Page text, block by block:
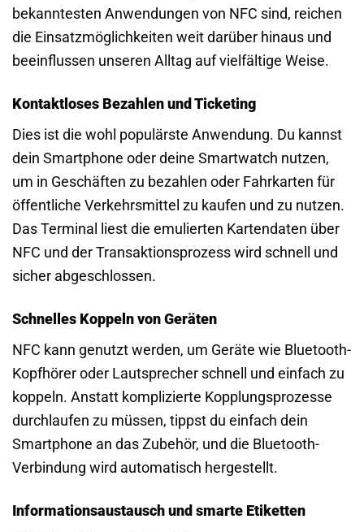
bekanntesten Anwendungen von NFC sind, reichen
die Einsatzmöglichkeiten weit darüber hinaus und
beeinflussen unseren Alltag auf vielfältige Weise.
Kontaktloses Bezahlen und Ticketing
Dies ist die wohl populärste Anwendung. Du kannst
dein Smartphone oder deine Smartwatch nutzen,
um in Geschäften zu bezahlen oder Fahrkarten für
öffentliche Verkehrsmittel zu kaufen und zu nutzen.
Das Terminal liest die emulierten Kartendaten über
NFC und der Transaktionsprozess wird schnell und
sicher abgeschlossen.
Schnelles Koppeln von Geräten
NFC kann genutzt werden, um Geräte wie Bluetooth-
Kopfhörer oder Lautsprecher schnell und einfach zu
koppeln. Anstatt komplizierte Kopplungsprozesse
durchlaufen zu müssen, tippst du einfach dein
Smartphone an das Zubehör, und die Bluetooth-
Verbindung wird automatisch hergestellt.
Informationsaustausch und smarte Etiketten